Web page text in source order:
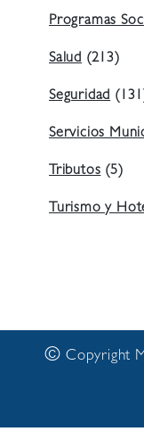
Programas
Salud (213)
Seguridad
Servicios
Tributos (5)
Turismo y
© Copyright